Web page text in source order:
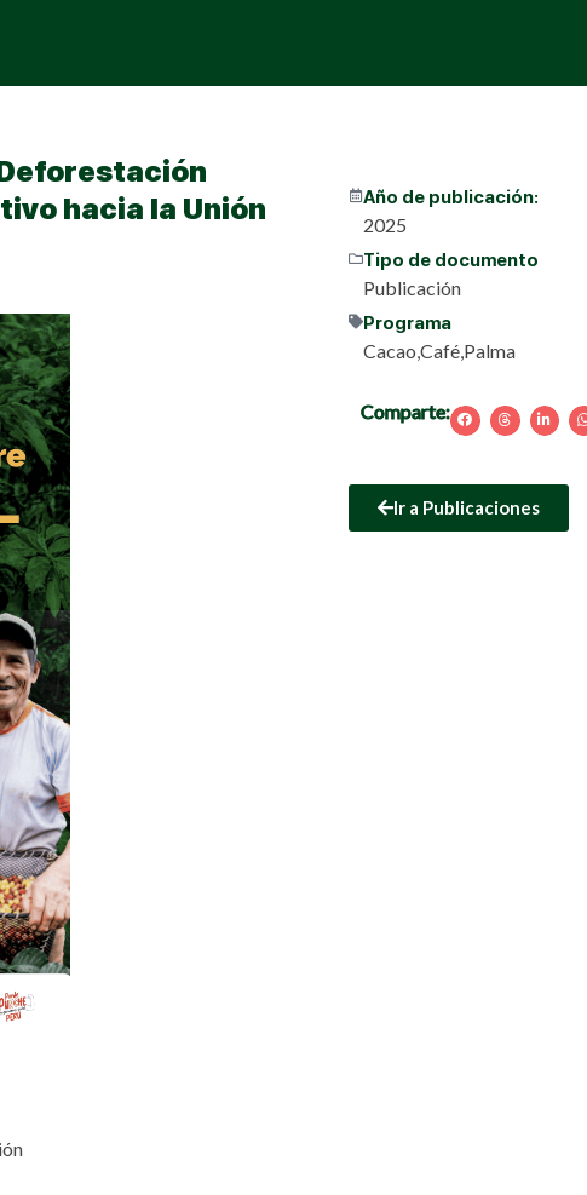
hacia la Unión
Año de publicación:
2025
Tipo de documento
Publicación
Programa
Cacao,Café,Palma
Comparte:
Ir a Publicaciones
Sign up
in
account?